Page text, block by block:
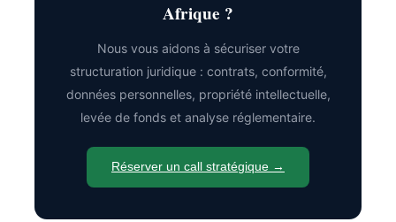
Afrique ?
Nous vous aidons à sécuriser votre
structuration juridique : contrats, conformité,
données personnelles, propriété intellectuelle,
levée de fonds et analyse réglementaire.
Réserver un call stratégique →